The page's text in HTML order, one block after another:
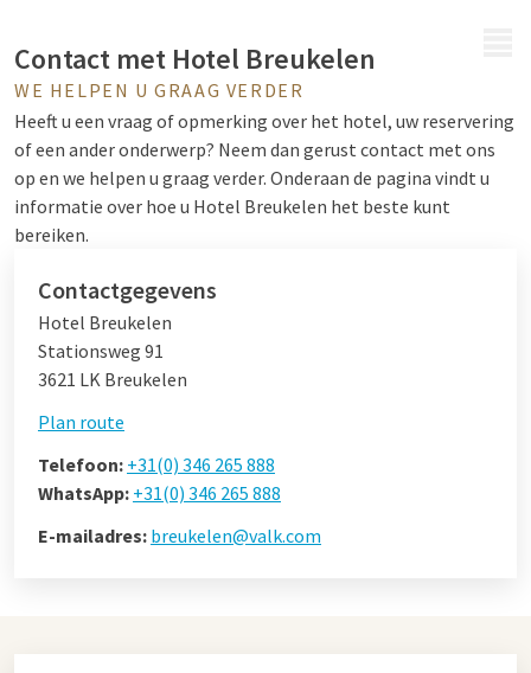
Contact met Hotel Breukelen
WE HELPEN U GRAAG VERDER
Heeft u een vraag of opmerking over het hotel, uw reservering
of een ander onderwerp? Neem dan gerust contact met ons
op en we helpen u graag verder. Onderaan de pagina vindt u
informatie over hoe u Hotel Breukelen het beste kunt
bereiken.
Contactgegevens
Hotel Breukelen
Stationsweg 91
3621 LK Breukelen
Plan route
Telefoon: +31(0) 346 265 888
WhatsApp: +31(0) 346 265 888
E-mailadres: breukelen@valk.com